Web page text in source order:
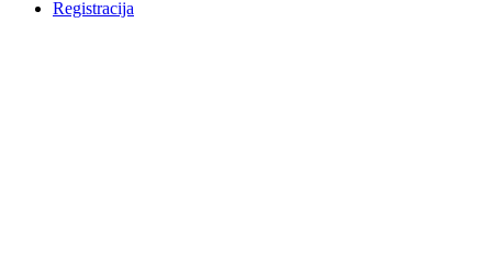
Registracija